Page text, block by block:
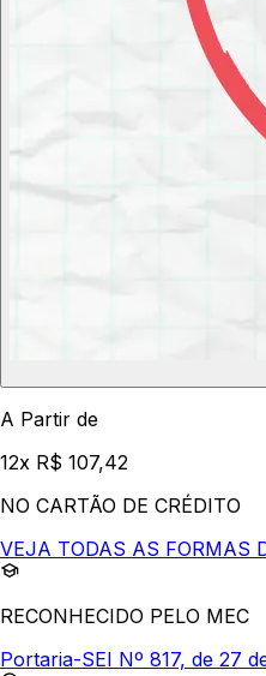
A Partir de
12x R$ 107,42
NO CARTÃO DE CRÉDITO
VEJA TODAS AS FORMAS
RECONHECIDO PELO MEC
Portaria-SEI Nº 817, de 27